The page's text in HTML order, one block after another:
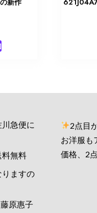
急便に
料無料
ますの
藤原惠子
2点目
お洋服も
価格、2